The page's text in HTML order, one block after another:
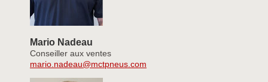
Mario Nadeau
Conseiller aux ventes
mario.nadeau@mctpneus.com